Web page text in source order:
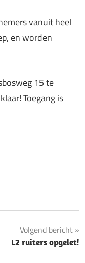
vanuit heel
en worden
15 te
Toegang is
Volgend bericht
L2 ruiters opgelet!